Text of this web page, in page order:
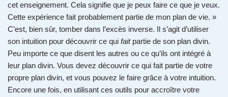
cet enseignement. Cela signifie que je peux faire ce que je veux.
Cette expérience fait probablement partie de mon plan de vie. »
C’est, bien sûr, tomber dans l’excès inverse. Il s’agit d’utiliser
son intuition pour découvrir ce qui faitpartie de son plan divin.
Peu importe ce que disent les autres ou ce qu’ils ont intégré à
leur plan divin. Vous devez découvrir ce qui fait partie de votre
propre plan divin, et vous pouvez le faire grâce à votre intuition.
Encore une fois, en utilisant ces outils pour accroître votre